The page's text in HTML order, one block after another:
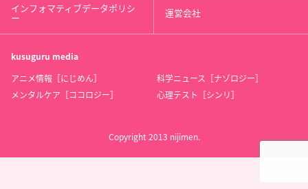
インフォマティブデータポリシ
ー 運営会社
kusuguru media
アニメ情報［にじめん］
科学ニュース［ナゾロジー］
メンタルケア［ココロジー］
心理テスト［シンリ］
Copyright 2013 nijimen.